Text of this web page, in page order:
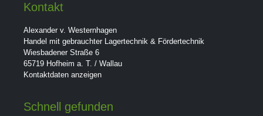
Kontakt
Alexander v. Westernhagen
Handel mit gebrauchter Lagertechnik & Fördertechnik
Wiesbadener Straße 6
65719 Hofheim a. T. / Wallau
Kontaktdaten anzeigen
Schnell gefunden